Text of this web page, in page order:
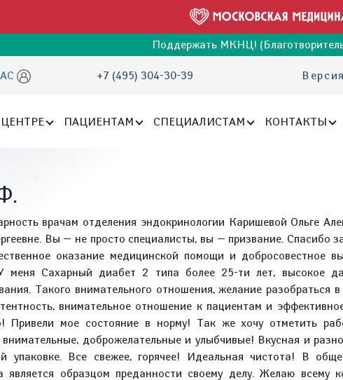
Поддержать МКНЦ!
+7 (495) 304-30-39
ПАЦИЕНТАМ СПЕЦИАЛИСТАМ КОНТАКТЫ
врачам отделения эндокринологии Каришевой Ольге
Вы — не просто специалисты, вы — призвание. Спасибо
оказание медицинской помощи и добросовестное
меня Сахарный диабет 2 типа более 25-ти лет, высокое
Такого внимательного отношения, желание разобраться
внимательное отношение к пациентам и
Привели мое состояние в норму! Так же хочу отметить
доброжелательные и улыбчивые! Вкусная и
упаковке. Все свежее, горячее! Идеальная чистота! В
образцом преданности своему делу. Желаю всему